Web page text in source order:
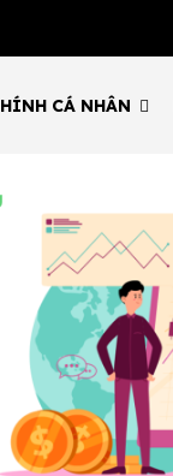
CÁ NHÂN